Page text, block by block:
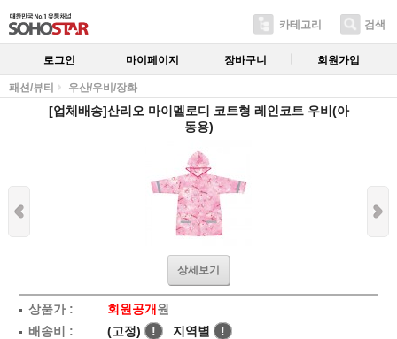
카테고리 검색
로그인 마이페이지 장바구니 회원가입
패션/뷰티 우산/우비/장화
[업체배송]산리오 마이멜로디 코트형 레인코트 우비(아
동용)
상세보기
상품가 : 회원공개 원
배송비 :
(고정) ! 지역별 !